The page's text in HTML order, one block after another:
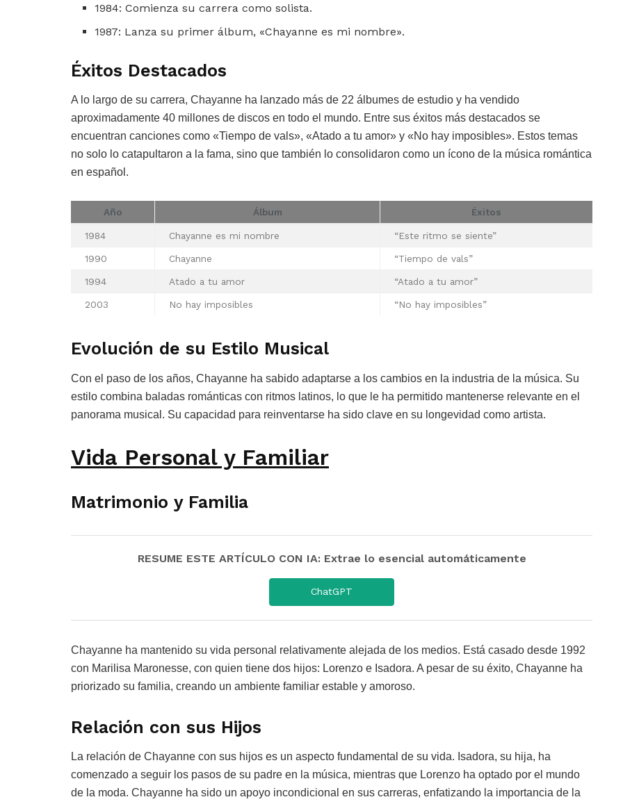
1984: Comienza su carrera como solista.
1987: Lanza su primer álbum, «Chayanne es mi nombre».
Éxitos Destacados
A lo largo de su carrera, Chayanne ha lanzado más de 22 álbumes de estudio y ha vendido
aproximadamente 40 millones de discos en todo el mundo. Entre sus éxitos más destacados se
encuentran canciones como «Tiempo de vals», «Atado a tu amor» y «No hay imposibles». Estos temas
no solo lo catapultaron a la fama, sino que también lo consolidaron como un ícono de la música romántica
en español.
Año Álbum Éxitos
1984 Chayanne es mi nombre “Este ritmo se siente”
1990 Chayanne “Tiempo de vals”
1994 Atado a tu amor “Atado a tu amor”
2003 No hay imposibles “No hay imposibles”
Evolución de su Estilo Musical
Con el paso de los años, Chayanne ha sabido adaptarse a los cambios en la industria de la música. Su
estilo combina baladas románticas con ritmos latinos, lo que le ha permitido mantenerse relevante en el
panorama musical. Su capacidad para reinventarse ha sido clave en su longevidad como artista.
Vida Personal y Familiar
Matrimonio y Familia
RESUME ESTE ARTÍCULO CON IA: Extrae lo esencial automáticamente
ChatGPT
Chayanne ha mantenido su vida personal relativamente alejada de los medios. Está casado desde 1992
con Marilisa Maronesse, con quien tiene dos hijos: Lorenzo e Isadora. A pesar de su éxito, Chayanne ha
priorizado su familia, creando un ambiente familiar estable y amoroso.
Relación con sus Hijos
La relación de Chayanne con sus hijos es un aspecto fundamental de su vida. Isadora, su hija, ha
comenzado a seguir los pasos de su padre en la música, mientras que Lorenzo ha optado por el mundo
de la moda. Chayanne ha sido un apoyo incondicional en sus carreras, enfatizando la importancia de la